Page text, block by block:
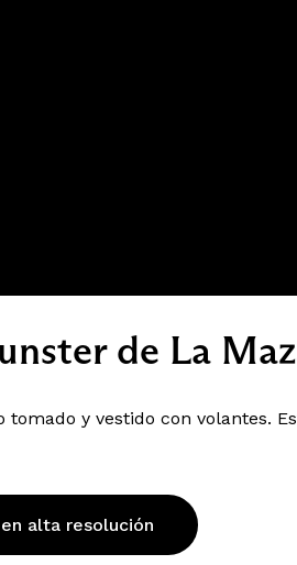
de La
y vestido con volantes.
alta resolución